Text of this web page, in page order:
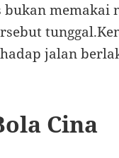
memakai
jalan
Cina